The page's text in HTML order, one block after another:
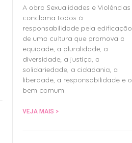
A obra Sexualidades e Violências
conclama todos à
responsabilidade pela edificação
de uma cultura que promova a
equidade, a pluralidade, a
diversidade, a justiça, a
solidariedade, a cidadania, a
liberdade, a responsabilidade e o
bem comum.
VEJA MAIS >